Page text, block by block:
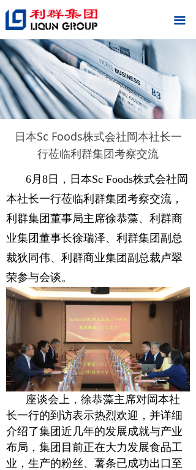
끀
日本Sc Foods株式会社岡本社长一
行莅临利群集团考察交流
6月8日，日本Sc Foods株式会社岡
本社长一行莅临利群集团考察交流，
利群集团董事局主席徐恭藻、利群商
业集团董事长徐瑞泽、利群集团副总
裁狄同伟、利群商业集团副总裁卢翠
荣参与会谈。
座谈会上，徐恭藻主席对岡本社
长一行的到访表示热烈欢迎，并详细
介绍了集团近几年的发展成就与产业
布局，集团目前正在大力发展食品工
业，生产的粉丝、薯条已成功出口至